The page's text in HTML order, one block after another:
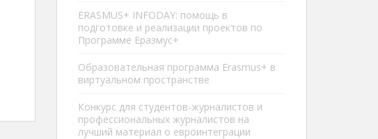
ERASMUS+ INFODAY: помощь в
подготовке и реализации проектов по
Программе Еразмус+
Образовательная программа Erasmus+ в
виртуальном пространстве
Конкурс для студентов-журналистов и
профессиональных журналистов на
лучший материал о евроинтеграции